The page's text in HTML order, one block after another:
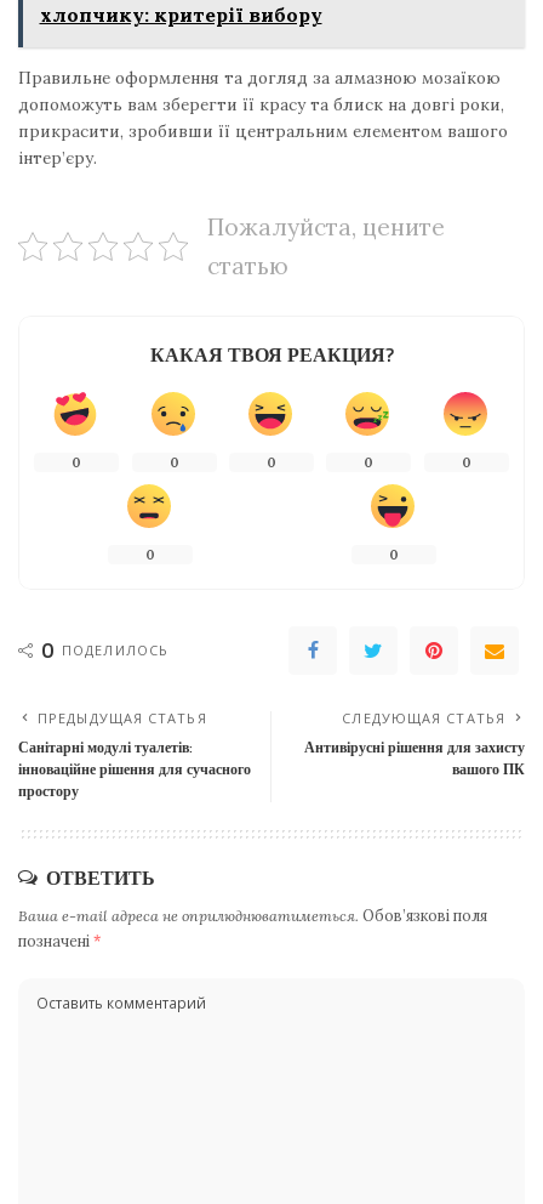
хлопчику: критерії вибору
Правильне оформлення та догляд за алмазною мозаїкою
допоможуть вам зберегти її красу та блиск на довгі роки,
прикрасити, зробивши її центральним елементом вашого
інтер’єру.
Пожалуйста, цените
статью
КАКАЯ ТВОЯ РЕАКЦИЯ?
0 0 0 0 0
0 0
0 ПОДЕЛИЛОСЬ
ПРЕДЫДУЩАЯ СТАТЬЯ
Санітарні модулі туалетів:
інноваційне рішення для сучасного
простору
СЛЕДУЮЩАЯ СТАТЬЯ
Антивірусні рішення для захисту
вашого ПК
ОТВЕТИТЬ
Ваша e-mail адреса не оприлюднюватиметься. Обов’язкові поля
позначені *